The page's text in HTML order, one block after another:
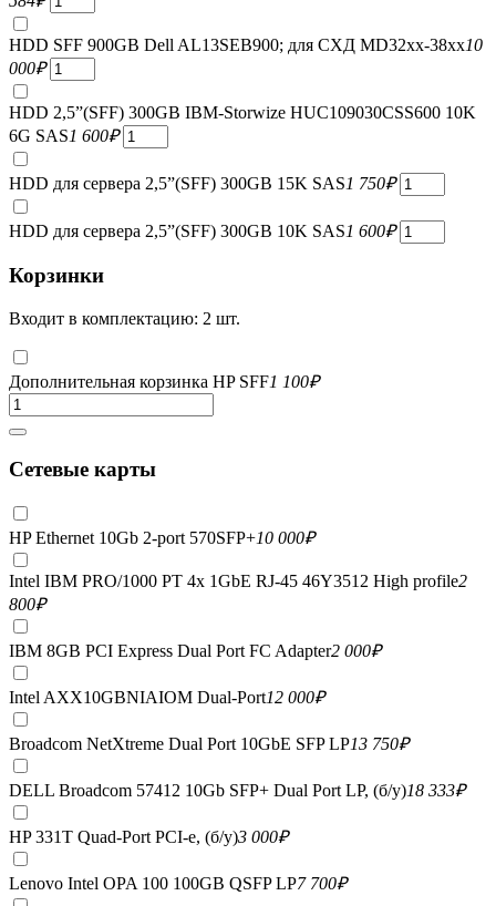
HDD SFF 900GB Dell AL13SEB900; для СХД MD32xx-38xx10
000₽
HDD 2,5”(SFF) 300GB IBM-Storwize HUC109030CSS600 10K
6G SAS1 600₽
HDD для сервера 2,5”(SFF) 300GB 15K SAS1 750₽
HDD для сервера 2,5”(SFF) 300GB 10K SAS1 600₽
Корзинки
Входит в комплектацию: 2 шт.
Дополнительная корзинка HP SFF1 100₽
Сетевые карты
HP Ethernet 10Gb 2-port 570SFP+10 000₽
Intel IBM PRO/1000 PT 4x 1GbE RJ-45 46Y3512 High profile2
800₽
IBM 8GB PCI Express Dual Port FC Adapter2 000₽
Intel AXX10GBNIAIOM Dual-Port12 000₽
Broadcom NetXtreme Dual Port 10GbE SFP LP13 750₽
DELL Broadcom 57412 10Gb SFP+ Dual Port LP, (б/у)18 333₽
HP 331T Quad-Port PCI-e, (б/у)3 000₽
Lenovo Intel OPA 100 100GB QSFP LP7 700₽